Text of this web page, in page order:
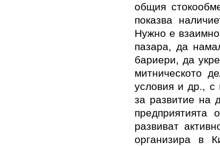
общия
показва
Нужно е
пазара, да
бариери, да
митническото
условия и др., с
за развитие на
развиват
организира в